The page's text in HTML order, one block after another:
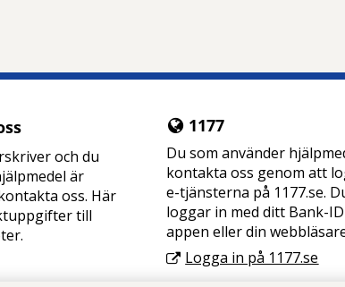
och du
är
oss. Här
till
1177
Du som använder
kontakta oss genom att
e-tjänsterna på 1177.se.
loggar in med ditt Bank-
appen eller din
Logga in på 1177.se